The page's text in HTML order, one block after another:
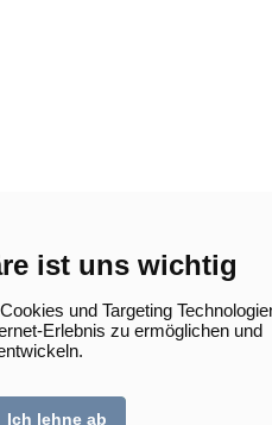
ist uns wichtig
und Targeting
Erlebnis zu ermöglichen und
Ich lehne ab